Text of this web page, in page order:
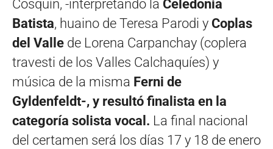
Cosquín, -interpretando la Celedonia
Batista, huaino de Teresa Parodi y Coplas
del Valle de Lorena Carpanchay (coplera
travesti de los Valles Calchaquíes) y
música de la misma Ferni de
Gyldenfeldt-, y resultó finalista en la
categoría solista vocal. La final nacional
del certamen será los días 17 y 18 de enero